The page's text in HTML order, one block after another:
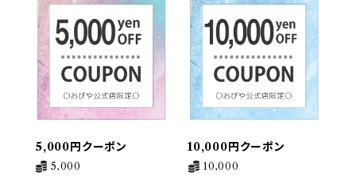
5,000円クーポン
5,000
10,000円クーポン
10,000